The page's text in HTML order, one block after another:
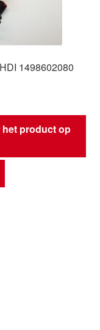
1498602080
product op